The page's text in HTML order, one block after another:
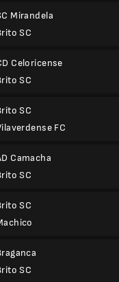
Mirandela
SC
Celoricense
SC
SC
FC
Camacha
SC
SC
SC